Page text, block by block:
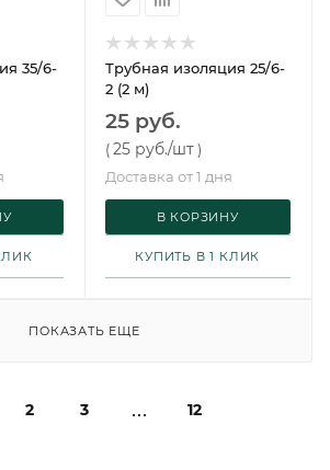
35/6-
Трубная изоляция 25/6-
2 (2 м)
25 руб.
(25 руб./шт )
Доставка от 1 дня
В КОРЗИНУ
КУПИТЬ В 1 КЛИК
ПОКАЗАТЬ ЕЩЕ
2 3 12